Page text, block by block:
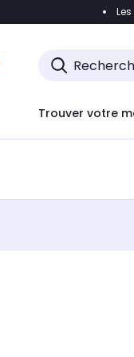
Accéder
Trouver votre